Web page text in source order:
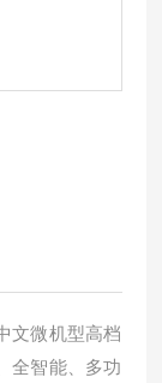
文微机型高档
全智能、多功